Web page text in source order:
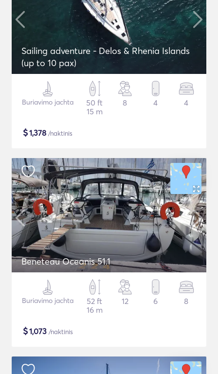
Sailing adventure - Delos & Rhenia Islands
(up to 10 pax)
Buriavimo jachta
50 ft
15 m
8 4 4
$1,378 /naktinis
Beneteau Oceanis 51.1
Buriavimo jachta
52 ft
16 m
12 6 8
$1,073 /naktinis